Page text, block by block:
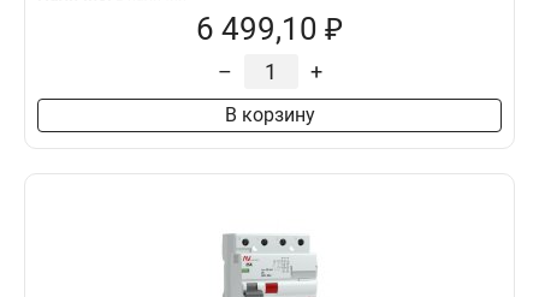
6 499,10 ₽
– +
В корзину